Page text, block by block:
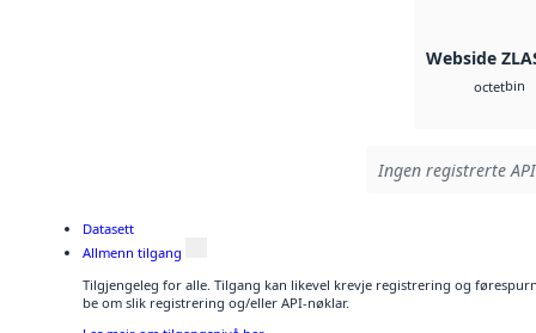
Webside
octetbin
Ingen registrerte
Datasett
Allmenn tilgang
Tilgjengeleg for alle. Tilgang kan likevel krevje registrering og
be om slik registrering og/eller API-nøklar.